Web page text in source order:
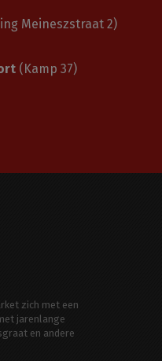
Meineszstraat 2)
(Kamp 37)
zich met een
jarenlange
en andere